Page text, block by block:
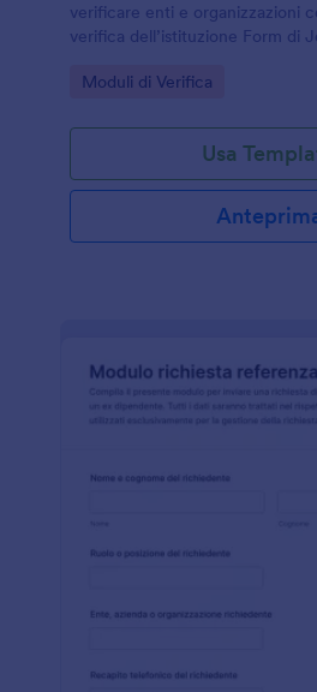
verificare enti e organizzazioni
verifica dell’istituzione Form di
Go to Category:
Moduli di Verifica
Usa